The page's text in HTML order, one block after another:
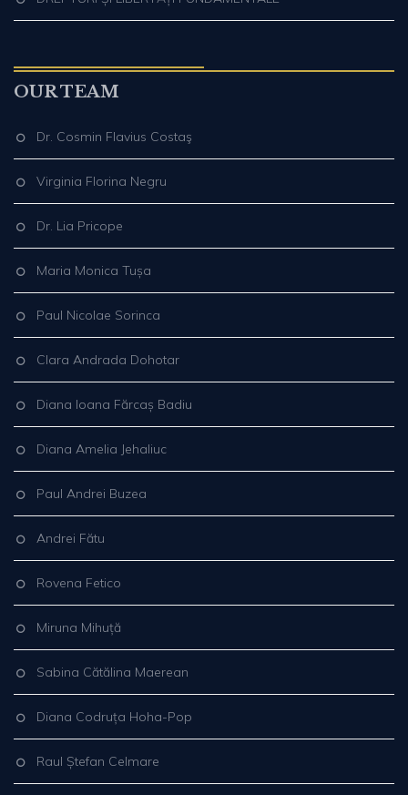
OUR TEAM
Dr. Cosmin Flavius Costaş
Virginia Florina Negru
Dr. Lia Pricope
Maria Monica Tușa
Paul Nicolae Sorinca
Clara Andrada Dohotar
Diana Ioana Fărcaș Badiu
Diana Amelia Jehaliuc
Paul Andrei Buzea
Andrei Fătu
Rovena Fetico
Miruna Mihuță
Sabina Cătălina Maerean
Diana Codruța Hoha-Pop
Raul Ștefan Celmare